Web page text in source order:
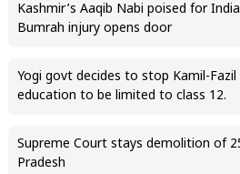
Kashmir’s Aaqib Nabi poised for
Bumrah injury opens door
Yogi govt decides to stop Kamil-Fazil
education to be limited to class 12.
Supreme Court stays demolition of
Pradesh